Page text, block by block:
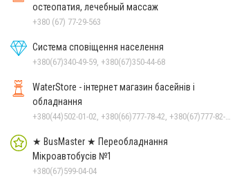
остеопатия, лечебный массаж
+380 (67) 77-29-563
Система сповіщення населення
+380(67)340-49-59, +380(67)350-44-68
WaterStore - інтернет магазин басейнів і
обладнання
★ BusMaster ★ Переобладнання
Мікроавтобусів №1
+380(67)599-04-04